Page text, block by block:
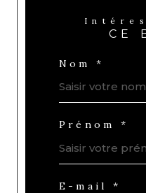
CE
Nom *
Prénom *
E-mail *